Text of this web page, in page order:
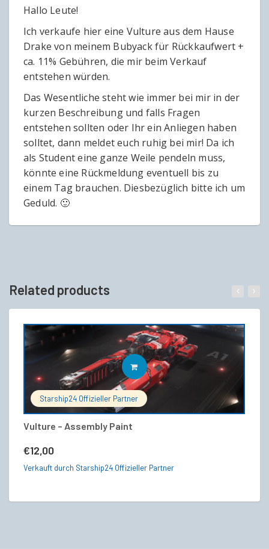
Hallo Leute!
Ich verkaufe hier eine Vulture aus dem Hause
Drake von meinem Bubyack für Rückkaufwert +
ca. 11% Gebühren, die mir beim Verkauf
entstehen würden.
Das Wesentliche steht wie immer bei mir in der
kurzen Beschreibung und falls Fragen
entstehen sollten oder Ihr ein Anliegen haben
solltet, dann meldet euch ruhig bei mir! Da ich
als Student eine ganze Weile pendeln muss,
könnte eine Rückmeldung eventuell bis zu
einem Tag brauchen. Diesbezüglich bitte ich um
Geduld. 🙂
Related products
Starship24 Offizieller Partner
Vulture – Assembly Paint
€12,00
IN DEN WARENKORB
Verkauft durch Starship24 Offizieller Partner